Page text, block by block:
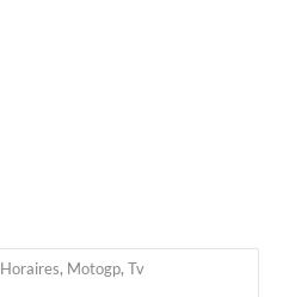
Horaires, Motogp, Tv